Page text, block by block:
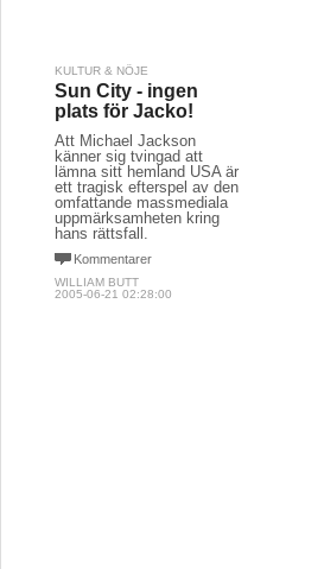
KULTUR & NÖJE
Sun City - ingen
plats för Jacko!
Att Michael Jackson
känner sig tvingad att
lämna sitt hemland USA är
ett tragisk efterspel av den
omfattande massmediala
uppmärksamheten kring
hans rättsfall.
Kommentarer
WILLIAM BUTT
2005-06-21 02:28:00